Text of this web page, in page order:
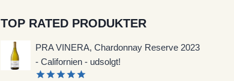
TOP RATED PRODUKTER
PRA VINERA, Chardonnay Reserve 2023
- Californien - udsolgt!